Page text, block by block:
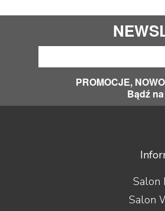
PROMOCJE,
Bądź
Salon
Salon